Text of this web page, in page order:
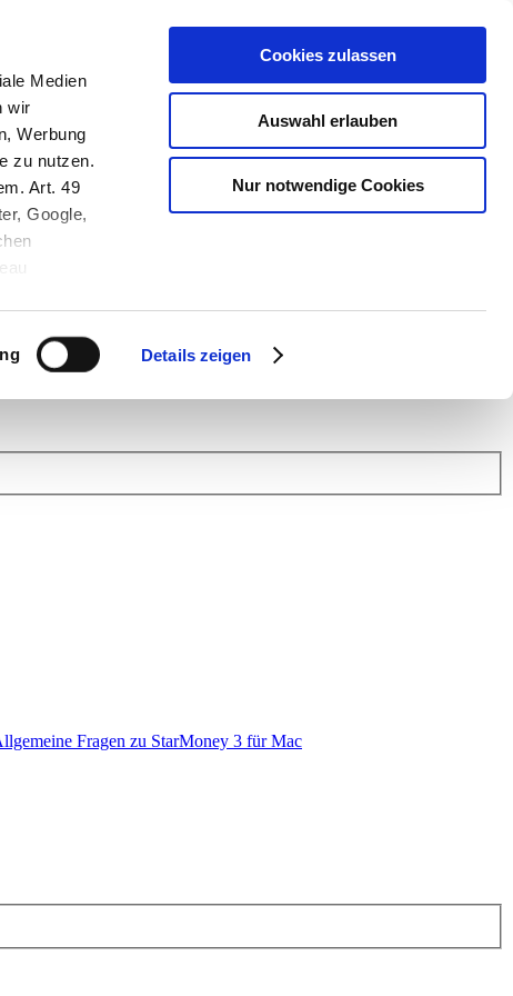
Medien
wir
Werbung
zu nutzen.
Art. 49
Google,
Details zeigen
Cookies zulassen
Auswahl erlauben
Nur notwendige Cookies
weiter.
Fragen zu StarMoney 3 für Mac